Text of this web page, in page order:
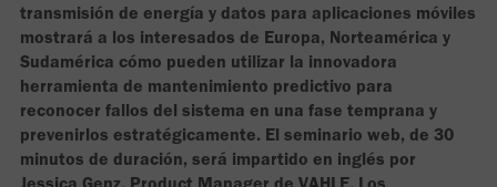
transmisión de energía y datos para aplicaciones móviles
mostrará a los interesados de Europa, Norteamérica y
Sudamérica cómo pueden utilizar la innovadora
herramienta de mantenimiento predictivo para
reconocer fallos del sistema en una fase temprana y
prevenirlos estratégicamente. El seminario web, de 30
minutos de duración, será impartido en inglés por